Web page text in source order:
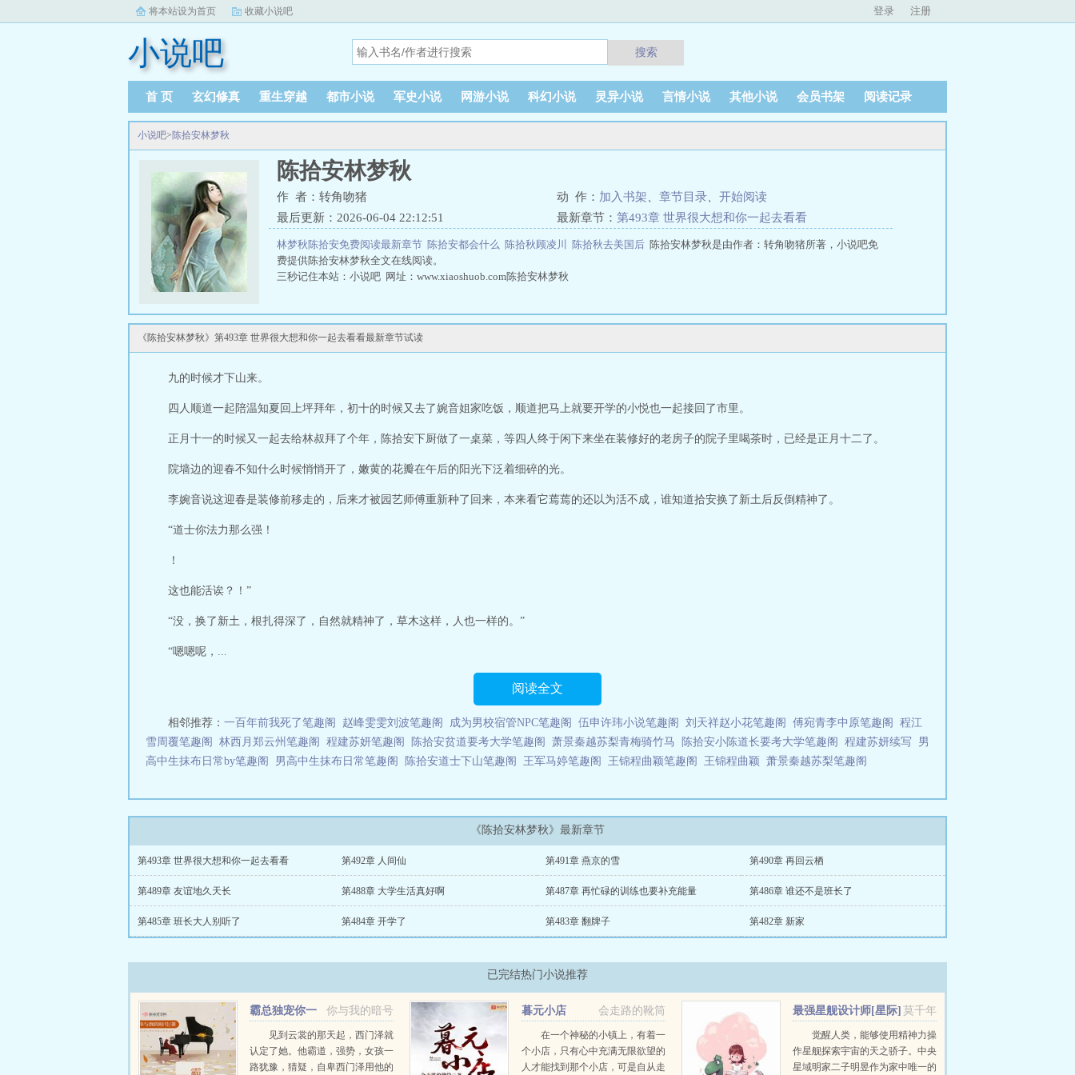
将本站设为首页 收藏小说吧 登录 注册
小说吧 搜索
首 页 玄幻修真 重生穿越 都市小说 军史小说 网游小说 科幻小说 灵异小说 言情小说 其他小说 会员书架 阅读记录
小说吧> 陈拾安林梦秋
陈拾安林梦秋
作 者：转角吻猪 动 作： 加入书架 章节目录
开始阅读
最后更新：2026-06-04 22:12:51
最新章节： 第493章 世界很大想和你一起去看看
林梦秋陈拾安免费阅读最新章节 陈拾安都会什么 陈拾秋顾凌川 陈拾秋去美国后 陈拾安林梦秋是由作者：转角吻猪所著，小说吧免
费提供陈拾安林梦秋全文在线阅读。
三秒记住本站：小说吧 网址：www.xiaoshuob.com陈拾安林梦秋
《陈拾安林梦秋》第493章 世界很大想和你一起去看看最新章节试读
九的时候才下山来。
四人顺道一起陪温知夏回上坪拜年，初十的时候又去了婉音姐家吃饭，顺道把马上就要开学的小悦也一起接回了市里。
正月十一的时候又一起去给林叔拜了个年，陈拾安下厨做了一桌菜，等四人终于闲下来坐在装修好的老房子的院子里喝茶时，已经是正月十二了。
院墙边的迎春不知什么时候悄悄开了，嫩黄的花瓣在午后的阳光下泛着细碎的光。
李婉音说这迎春是装修前移走的，后来才被园艺师傅重新种了回来，本来看它蔫蔫的还以为活不成，谁知道拾安换了新土后反倒精神了。
“道士你法力那么强！
！
这也能活诶？！”
“没，换了新土，根扎得深了，自然就精神了，草木这样，人也一样的。”
“嗯嗯呢，...
阅读全文
相邻推荐： 一百年前我死了笔趣阁 赵峰雯雯刘波笔趣阁 成为男校宿管NPC笔趣阁 伍申许玮小说笔趣阁 刘天祥赵小花笔趣阁 傅宛青李中原笔趣阁
程江
雪周覆笔趣阁
林西月郑云州笔趣阁 程建苏妍笔趣阁 陈拾安贫道要考大学笔趣阁 萧景秦越苏梨青梅骑竹马 陈拾安小陈道长要考大学笔趣阁 程建苏妍续写
男
高中生抹布日常by笔趣阁
男高中生抹布日常笔趣阁 陈拾安道士下山笔趣阁 王军马婷笔趣阁 王锦程曲颖笔趣阁 王锦程曲颖 萧景秦越苏梨笔趣阁
《陈拾安林梦秋》最新章节
第493章 世界很大想和你一起去看看 第492章 人间仙 第491章 燕京的雪 第490章 再回云栖
第489章 友谊地久天长 第488章 大学生活真好啊 第487章 再忙碌的训练也要补充能量 第486章 谁还不是班长了
第485章 班长大人别听了 第484章 开学了 第483章 翻牌子 第482章 新家
已完结热门小说推荐
你与我的暗号
霸总独宠你一
见到云裳的那天起，西门泽就
认定了她。他霸道，强势，女孩一
路犹豫，猜疑，自卑西门泽用他的
会走路的靴筒
暮元小店
在一个神秘的小镇上，有着一
个小店，只有心中充满无限欲望的
人才能找到那个小店，可是自从走
莫千年
最强星舰设计师[星际]
觉醒人类，能够使用精神力操
作星舰探索宇宙的天之骄子。中央
星域明家二子明昱作为家中唯一的